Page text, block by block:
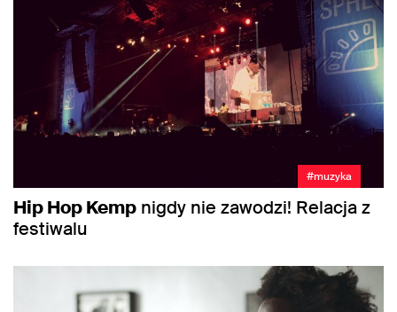
#muzyka
Hip Hop Kemp nigdy nie zawodzi! Relacja z
festiwalu